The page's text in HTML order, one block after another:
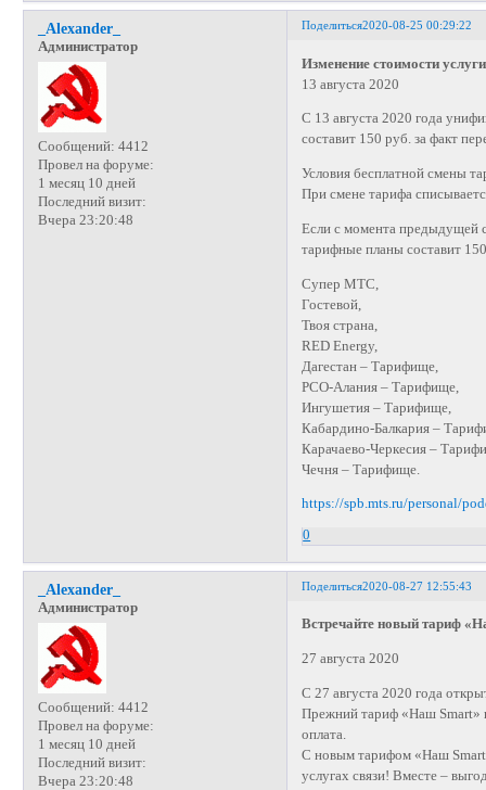
Поделиться2020-08-25 00:29:22
_Alexander_
Администратор
Сообщений: 4412
Провел на форуме:
1 месяц 10 дней
Последний визит:
Вчера 23:20:48
Изменение стоимости
13 августа 2020
С 13 августа 2020 года
составит 150 руб. за факт
Условия бесплатной смены
При смене тарифа
Если с момента предыдущей
тарифные планы составит
Супер МТС,
Гостевой,
Твоя страна,
RED Energy,
Дагестан – Тарифище,
РСО-Алания – Тарифище,
Ингушетия – Тарифище,
Кабардино-Балкария –
Карачаево-Черкесия –
Чечня – Тарифище.
https://spb.mts.ru/personal/
0
Поделиться2020-08-27 12:55:43
_Alexander_
Администратор
Сообщений: 4412
Провел на форуме:
1 месяц 10 дней
Последний визит:
Вчера 23:20:48
Встречайте новый тариф
27 августа 2020
С 27 августа 2020 года
Прежний тариф «Наш Smart»
оплата.
С новым тарифом «Наш
услугах связи! Вместе –